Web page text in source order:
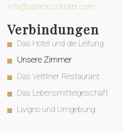
info@sanroccohotel.com
Verbindungen
Das Hotel und die Leitung
Unsere Zimmer
Das Veltliner Restaurant
Das Lebensmittelgeschäft
Livigno und Umgebung